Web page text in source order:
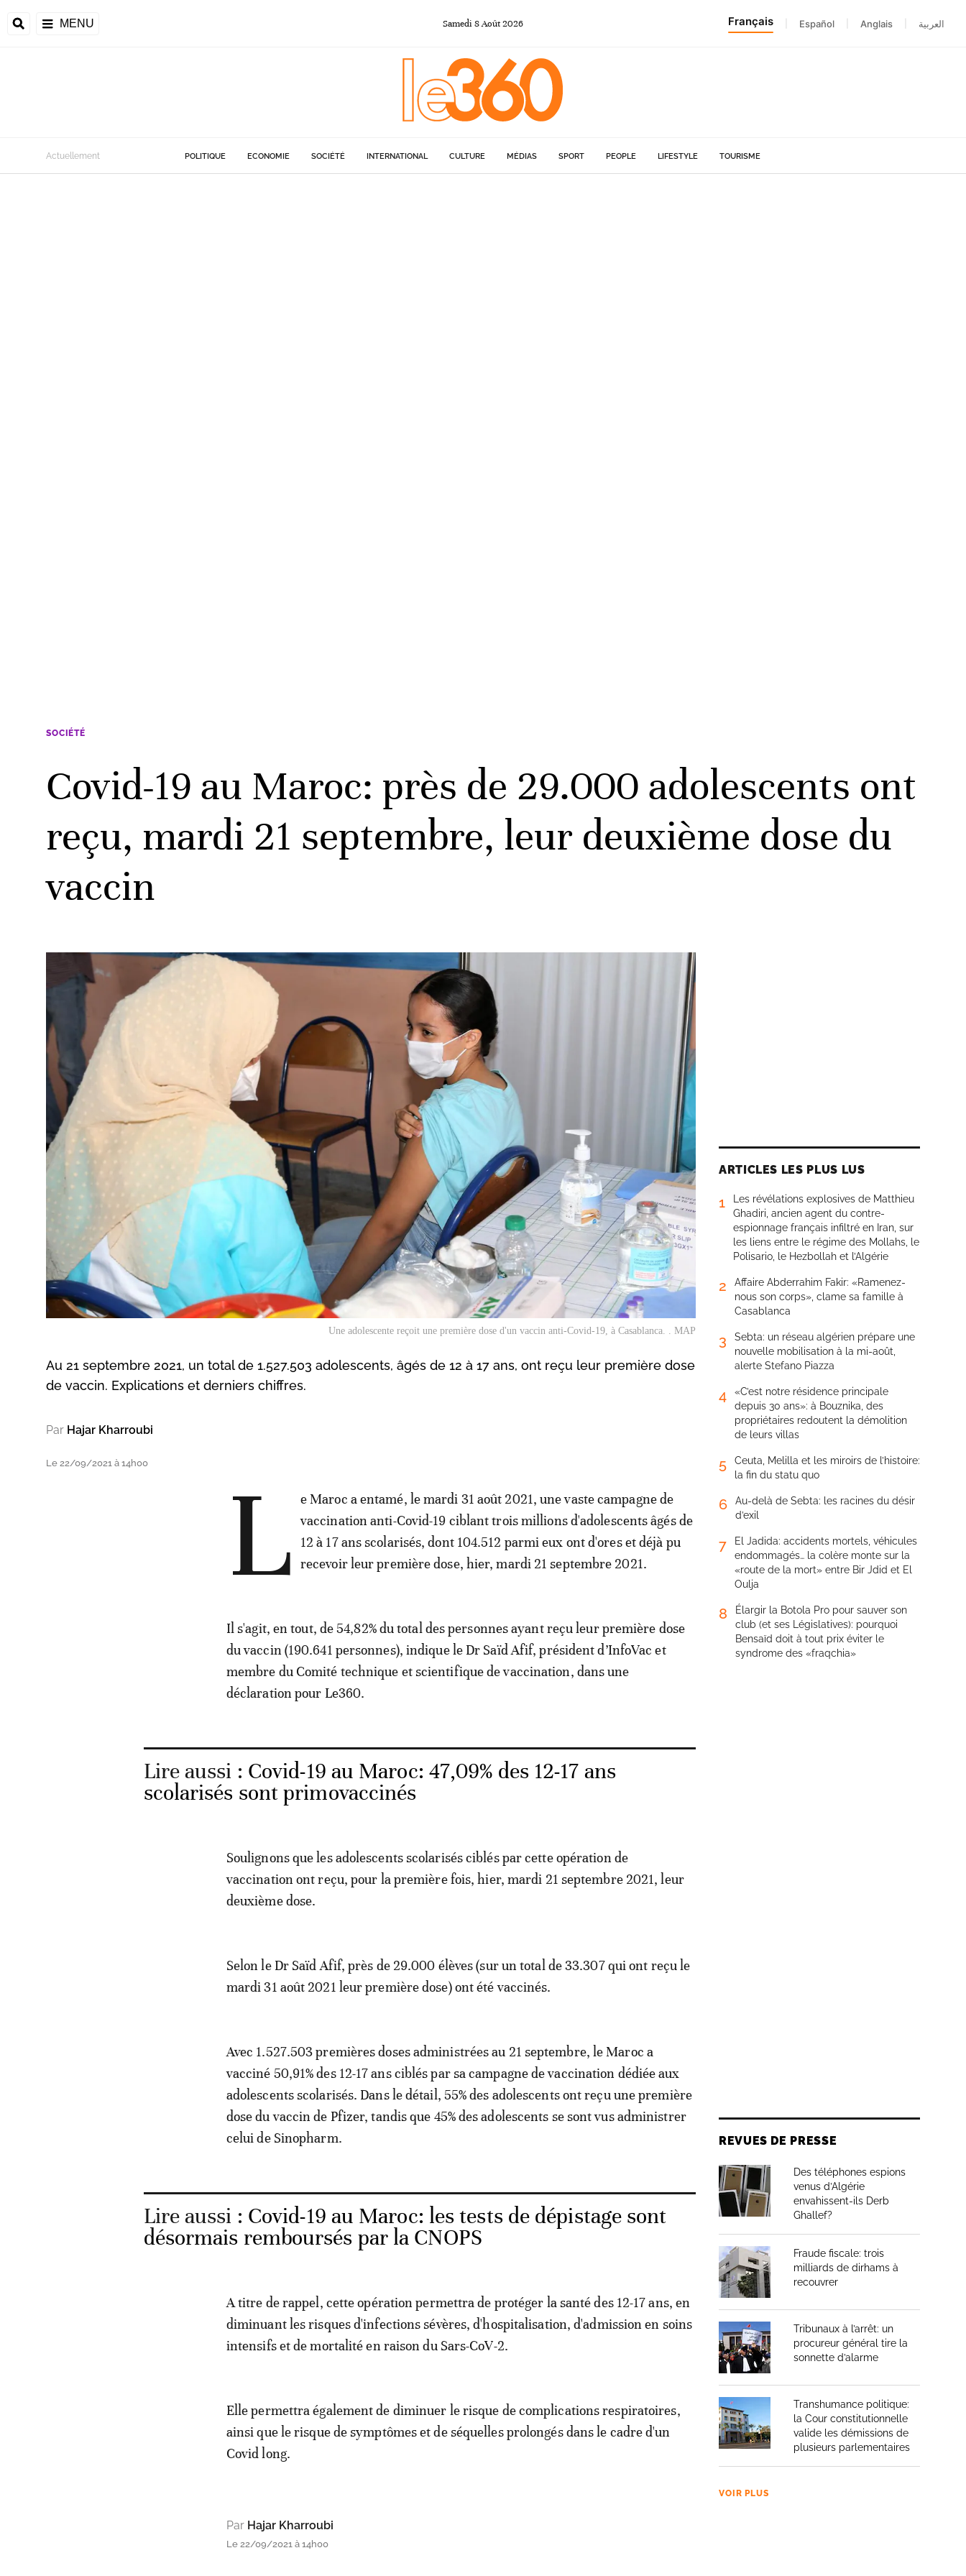
MENU Samedi 8Août2026 Français Español Anglais العربية
Actuellement POLITIQUE ECONOMIE SOCIÉTÉ INTERNATIONAL CULTURE MÉDIAS SPORT PEOPLE LIFESTYLE TOURISME
SOCIÉTÉ
Covid-19 au Maroc: près de 29.000 adolescents ont
reçu, mardi 21 septembre, leur deuxième dose du
vaccin
Une adolescente reçoit une première dose d'un vaccin anti-Covid-19, à Casablanca. . MAP
Au 21 septembre 2021, un total de 1.527.503 adolescents, âgés de 12 à 17 ans, ont reçu leur première dose
de vaccin. Explications et derniers chiffres.
Par Hajar Kharroubi
Le 22/09/2021 à 14h00 L
e Maroc a entamé, le mardi 31 août 2021, une vaste campagne de
vaccination anti-Covid-19 ciblant trois millions d'adolescents âgés de
12 à 17 ans scolarisés, dont 104.512 parmi eux ont d'ores et déjà pu
recevoir leur première dose, hier, mardi 21 septembre 2021.
Il s'agit, en tout, de 54,82% du total des personnes ayant reçu leur première dose
du vaccin (190.641 personnes), indique le Dr Saïd Afif, président d’InfoVac et
membre du Comité technique et scientifique de vaccination, dans une
déclaration pour Le360.
Lire aussi : Covid-19 au Maroc: 47,09% des 12-17 ans
scolarisés sont primovaccinés
Soulignons que les adolescents scolarisés ciblés par cette opération de
vaccination ont reçu, pour la première fois, hier, mardi 21 septembre 2021, leur
deuxième dose.
Selon le Dr Saïd Afif, près de 29.000 élèves (sur un total de 33.307 qui ont reçu le
mardi 31 août 2021 leur première dose) ont été vaccinés.
Avec 1.527.503 premières doses administrées au 21 septembre, le Maroc a
vacciné 50,91% des 12-17 ans ciblés par sa campagne de vaccination dédiée aux
adolescents scolarisés. Dans le détail, 55% des adolescents ont reçu une première
dose du vaccin de Pfizer, tandis que 45% des adolescents se sont vus administrer
celui de Sinopharm.
Lire aussi : Covid-19 au Maroc: les tests de dépistage sont
désormais remboursés par la CNOPS
A titre de rappel, cette opération permettra de protéger la santé des 12-17 ans, en
diminuant les risques d'infections sévères, d'hospitalisation, d'admission en soins
intensifs et de mortalité en raison du Sars-CoV-2.
Elle permettra également de diminuer le risque de complications respiratoires,
ainsi que le risque de symptômes et de séquelles prolongés dans le cadre d'un
Covid long.
Par Hajar Kharroubi
Le 22/09/2021 à 14h00
ARTICLES LES PLUS LUS
1
Les révélations explosives de Matthieu
Ghadiri, ancien agent du contre-
espionnage français infiltré en Iran, sur
les liens entre le régime des Mollahs, le
Polisario, le Hezbollah et l’Algérie
2
Affaire Abderrahim Fakir: «Ramenez-
nous son corps», clame sa famille à
Casablanca
3
Sebta: un réseau algérien prépare une
nouvelle mobilisation à la mi-août,
alerte Stefano Piazza
4
«C’est notre résidence principale
depuis 30 ans»: à Bouznika, des
propriétaires redoutent la démolition
de leurs villas
5
Ceuta, Melilla et les miroirs de l’histoire:
la fin du statu quo
6
Au-delà de Sebta: les racines du désir
d’exil
7
El Jadida: accidents mortels, véhicules
endommagés… la colère monte sur la
«route de la mort» entre Bir Jdid et El
Oulja
8
Élargir la Botola Pro pour sauver son
club (et ses Législatives): pourquoi
Bensaïd doit à tout prix éviter le
syndrome des «fraqchia»
REVUES DE PRESSE
Des téléphones espions
venus d’Algérie
envahissent-ils Derb
Ghallef?
Fraude fiscale: trois
milliards de dirhams à
recouvrer
Tribunaux à l’arrêt: un
procureur général tire la
sonnette d’alarme
Transhumance politique:
la Cour constitutionnelle
valide les démissions de
plusieurs parlementaires
VOIR PLUS